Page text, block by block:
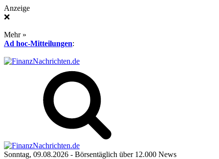
Anzeige
❌
Mehr »
Ad hoc-Mitteilungen:
Sonntag, 09.08.2026 - Börsentäglich über 12.000 News